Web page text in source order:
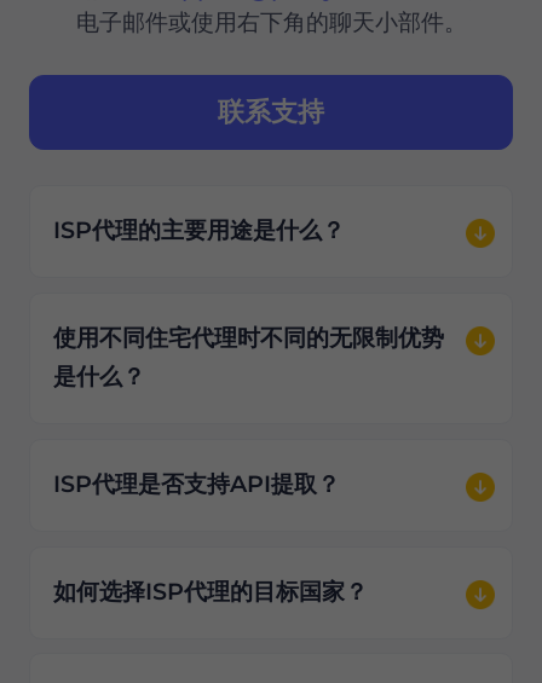
电子邮件或使用右下角的聊天小部件。
联系支持
ISP代理的主要用途是什么？
使用不同住宅代理时不同的无限制优势
是什么？
ISP代理是否支持API提取？
如何选择ISP代理的目标国家？